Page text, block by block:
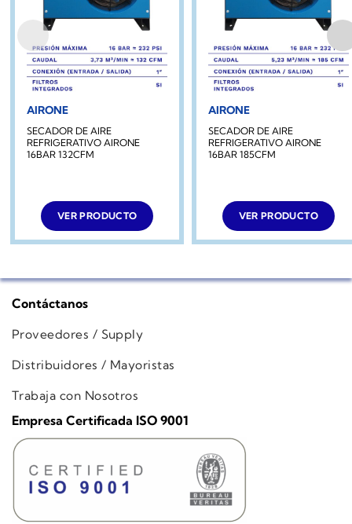
AIRONE
SECADOR DE AIRE
REFRIGERATIVO AIRONE
16BAR 132CFM
VER PRODUCTO
AIRONE
SECADOR DE AIRE
REFRIGERATIVO AIRONE
16BAR 185CFM
VER PRODUCTO
Contáctanos
Proveedores / Supply
Distribuidores / Mayoristas
Trabaja con Nosotros
Empresa Certificada ISO 9001